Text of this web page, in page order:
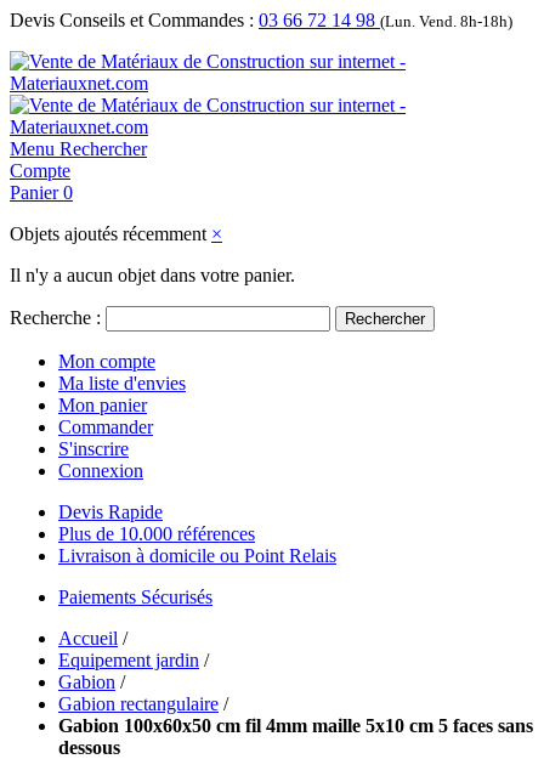
Devis Conseils et Commandes : 03 66 72 14 98 (Lun. Vend. 8h-18h)
Menu Rechercher
Compte
Panier 0
Objets ajoutés récemment ×
Il n'y a aucun objet dans votre panier.
Recherche : Rechercher
Mon compte
Ma liste d'envies
Mon panier
Commander
S'inscrire
Connexion
Devis Rapide
Plus de 10.000 références
Livraison à domicile ou Point Relais
Paiements Sécurisés
Accueil /
Equipement jardin /
Gabion /
Gabion rectangulaire /
Gabion 100x60x50 cm fil 4mm maille 5x10 cm 5 faces sans
dessous